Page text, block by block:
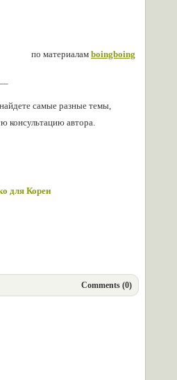
по материалам boingboing
самые разные темы,
консультацию автора.
для Кореи
Comments (0)